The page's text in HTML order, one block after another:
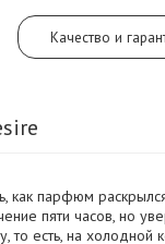
Качество и
как парфюм
пяти часов, но
то есть, на